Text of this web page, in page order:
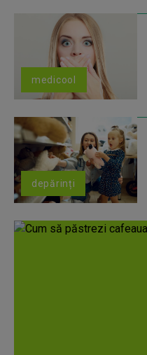
medicool
depărinți